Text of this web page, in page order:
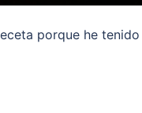
porque he